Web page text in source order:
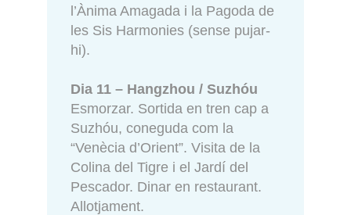
l’Ànima Amagada i la Pagoda de
les Sis Harmonies (sense pujar-
hi).
Dia 11 – Hangzhou / Suzhóu
Esmorzar. Sortida en tren cap a
Suzhóu, coneguda com la
“Venècia d’Orient”. Visita de la
Colina del Tigre i el Jardí del
Pescador. Dinar en restaurant.
Allotjament.